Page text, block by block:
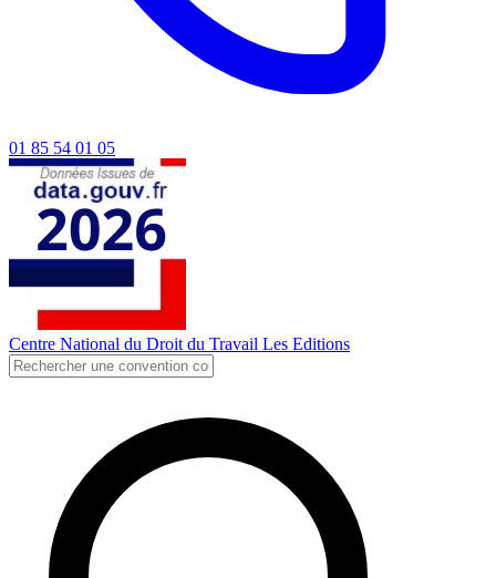
01 85 54 01 05
Centre National du Droit du Travail Les Editions